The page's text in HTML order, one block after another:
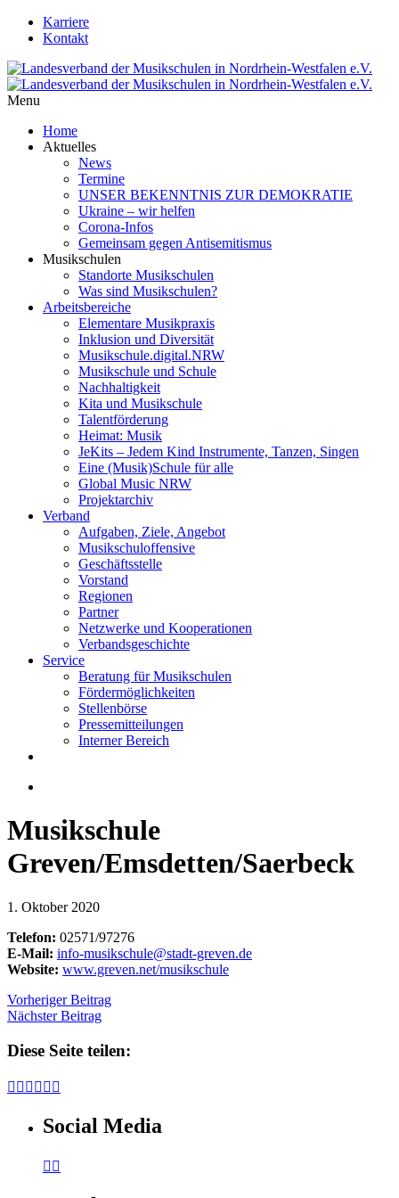
Karriere
Kontakt
Menu
Home
Aktuelles
News
Termine
UNSER BEKENNTNIS ZUR DEMOKRATIE
Ukraine – wir helfen
Corona-Infos
Gemeinsam gegen Antisemitismus
Musikschulen
Standorte Musikschulen
Was sind Musikschulen?
Arbeitsbereiche
Elementare Musikpraxis
Inklusion und Diversität
Musikschule.digital.NRW
Musikschule und Schule
Nachhaltigkeit
Kita und Musikschule
Talentförderung
Heimat: Musik
JeKits – Jedem Kind Instrumente, Tanzen, Singen
Eine (Musik)Schule für alle
Global Music NRW
Projektarchiv
Verband
Aufgaben, Ziele, Angebot
Musikschuloffensive
Geschäftsstelle
Vorstand
Regionen
Partner
Netzwerke und Kooperationen
Verbandsgeschichte
Service
Beratung für Musikschulen
Fördermöglichkeiten
Stellenbörse
Pressemitteilungen
Interner Bereich
Musikschule
Greven/Emsdetten/Saerbeck
1. Oktober 2020
Telefon: 02571/97276
E-Mail: info-musikschule@stadt-greven.de
Website: www.greven.net/musikschule
Vorheriger Beitrag
Nächster Beitrag
Diese Seite teilen:
     
Social Media
 